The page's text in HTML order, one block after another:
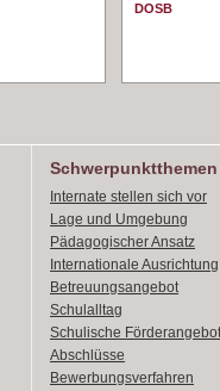
DOSB
Schwerpunktthemen
Internate stellen sich vor
Lage und Umgebung
Pädagogischer Ansatz
Internationale Ausrichtung
Betreuungsangebot
Schulalltag
Schulische
Abschlüsse
Bewerbungsverfahren